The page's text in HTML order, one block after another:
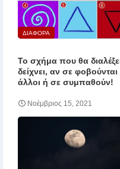
ΔΙΑΦΟΡΑ
Το σχήμα που θα
δείχνει, αν σε φοβούνται
άλλοι ή σε συμπαθούν!
Νοέμβριος 15, 2021